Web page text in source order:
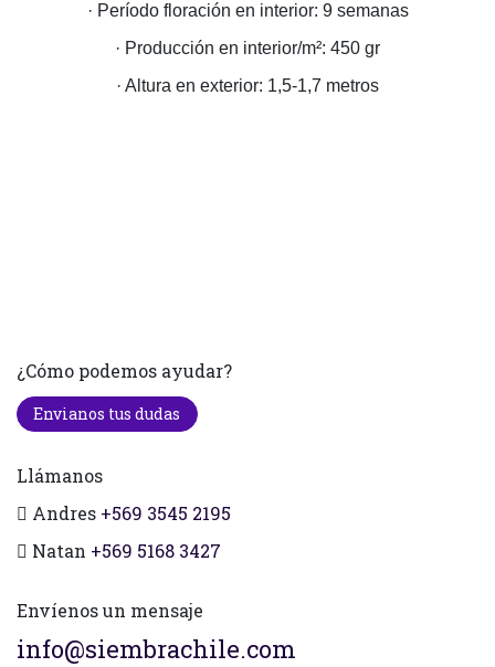
· Período floración en interior: 9 semanas
· Producción en interior/m²: 450 gr
· Altura en exterior: 1,5-1,7 metros
¿Cómo podemos ayudar?
Envianos tus dudas
Llámanos
Andres +569 3545 2195
Natan +569 5168 3427
Envíenos un mensaje
info@siembrachile.com